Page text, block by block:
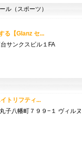
ル（スポーツ）
る【Glanz セ...
サンクスビル１FA
トリフティ...
子八幡町７９９−１ ヴィル